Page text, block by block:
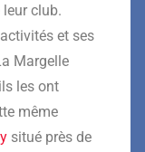
leur club.
et ses
Margelle
les ont
même
situé près de